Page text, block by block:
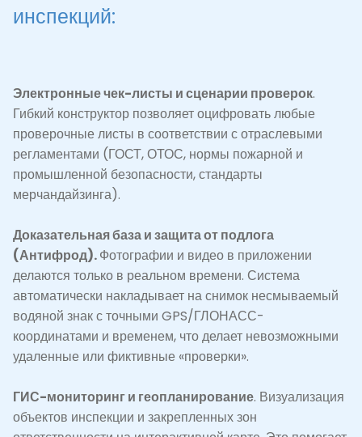
инспекций:
Электронные чек-листы и сценарии проверок.
Гибкий конструктор позволяет оцифровать любые
проверочные листы в соответствии с отраслевыми
регламентами (ГОСТ, ОТОС, нормы пожарной и
промышленной безопасности, стандарты
мерчандайзинга).
Доказательная база и защита от подлога
(Антифрод).Фотографии и видео в приложении
делаются только в реальном времени. Система
автоматически накладывает на снимок несмываемый
водяной знак с точными GPS/ГЛОНАСС-
координатами и временем, что делает невозможными
удаленные или фиктивные «проверки».
ГИС-мониторинг и геопланирование. Визуализация
объектов инспекции и закрепленных зон